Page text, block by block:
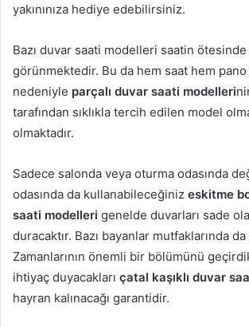
yakınınıza hediye edebilirsiniz.
Bazı duvar saati modelleri saatin
görünmektedir. Bu da hem saat hem
nedeniyle parçalı duvar saati modelleri
tarafından sıklıkla tercih edilen model
olmaktadır.
Sadece salonda veya oturma odasında
odasında da kullanabileceğiniz eskitme
saati modelleri genelde duvarları sade
duracaktır. Bazı bayanlar mutfaklarında
Zamanlarının önemli bir bölümünü
ihtiyaç duyacakları çatal kaşıklı duvar
hayran kalınacağı garantidir.